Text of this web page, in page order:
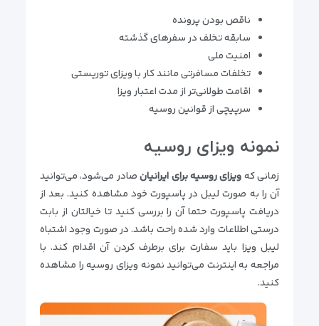
ناقص بودن پرونده
سابقه تخلف در سفرهای گذشته
امنیت ملی
تخلفات مسافرتی مانند کار با ویزای توریستی
اقامت طولانی‌تر از مدت اعتبار ویزا
سرپیچی از قوانین روسیه
نمونه ویزای روسیه
زمانی کهویزای روسیه برای ایرانیانصادر می‌شود، می‌توانید
آن را به صورت لیبل در پاسپورت خود مشاهده کنید. بعد از
دریافت پاسپورت حتما آن را بررسی کنید تا خیالتان از بابت
درستی اطلاعات وارد شده راحت باشد. در صورت وجود اشتباه
لیبل ویزا باید سفارت برای برطرف کردن آن اقدام کند. با
مراجعه به اینترنت می‌توانید نمونه ویزای روسیه را مشاهده
کنید.